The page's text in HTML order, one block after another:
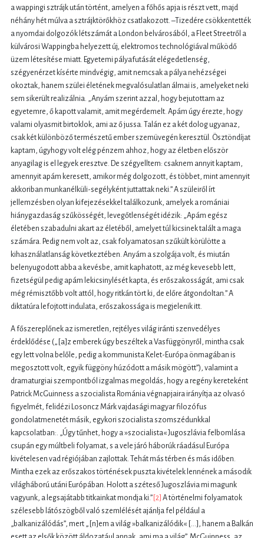
a wappingi sztrájk után történt, amelyen a főhős apja is részt vett, majd
néhány hét múlva a sztrájktörőkhöz csatlakozott. –Tizedére csökkentették
a nyomdai dolgozók létszámát a London belvárosából, a Fleet Streetről a
külvárosi Wappingba helyezett új, elektromos technológiával működő
üzem létesítése miatt. Egyetemi pályafutását elégedetlenség,
szégyenérzet kísérte mindvégig, amit nemcsak a pálya nehézségei
okoztak, hanem szülei életének megvalósulatlan álmai is, amelyeket neki
sem sikerült realizálnia. „Anyám szerint azzal, hogy bejutottam az
egyetemre, ő kapott valamit, amit megérdemelt. Apám úgy érezte, hogy
valami olyasmit birtoklok, ami az ő jussa. Talán ez a két dolog ugyanaz,
csak két különböző természetű ember szemüvegén keresztül. Ösztöndíjat
kaptam, úgyhogy volt elég pénzem ahhoz, hogy az életben először
anyagilag is el legyek eresztve. De szégyelltem: csaknem annyit kaptam,
amennyit apám keresett, amikor még dolgozott, és többet, mint amennyit
akkoriban munkanélküli-segélyként juttattak neki.” A szüleiről írt
jellemzésben olyan kifejezésekkel találkozunk, amelyek a romániai
hiánygazdaság szűkösségét, levegőtlenségét idézik: „Apám egész
életében szabadulni akart az életéből, amelyet túl kicsinek talált a maga
számára. Pedig nem volt az, csak folyamatosan szűkült körülötte a
kihasználatlanság következtében. Anyám a szolgája volt, és miután
belenyugodott abba a kevésbe, amit kaphatott, az még kevesebb lett,
fizetségül pedig apám lekicsinylését kapta, és erőszakosságát, ami csak
még rémisztőbb volt attól, hogy ritkán tört ki, de előre átgondoltan.” A
diktatúra lefojtott indulata, erőszakossága is megjelenik itt.
A főszereplőnek az ismeretlen, rejtélyes világ iránti szenvedélyes
érdeklődése („[a]z emberek úgy beszéltek a Vasfüggönyről, mintha csak
egy lett volna belőle, pedig a kommunista Kelet-Európa önmagában is
megosztott volt, egyik függöny húzódott a másik mögött”), valamint a
dramaturgiai szempontból izgalmas megoldás, hogy a regény kereteként
Patrick McGuinness a szocialista Románia végnapjaira irányítja az olvasó
figyelmét, felidézi Losoncz Márk vajdasági magyar filozófus
gondolatmenetét másik, egykori szocialista szomszédunkkal
kapcsolatban:. „Úgy tűnhet, hogy a »szocialista« Jugoszlávia felbomlása
csupán egy múltbeli folyamat, s a vele járó háborúk ráadásul Európa
kivételesen vad régiójában zajlottak. Tehát más térben és más időben.
Mintha ezek az erőszakos történések puszta kivételek lennének a második
világháború utáni Európában. Holott a széteső Jugoszlávia mi magunk
vagyunk, a legsajátabb titkainkat mondja ki.” [2] A történelmi folyamatok
szélesebb látószögből való szemlélését ajánlja fel például a
„balkanizálódás”, mert „[n]em a világ »balkanizálódik« […], hanem a Balkán